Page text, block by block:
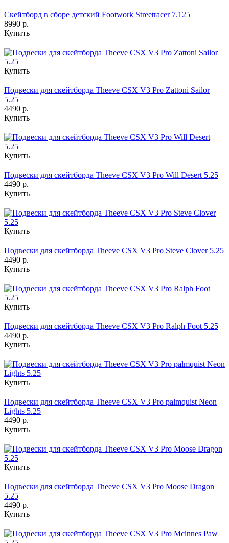
Скейтборд в сборе детский Footwork Streetracer 7.125
8990 р.
Купить
Купить
Подвески для скейтборда Theeve CSX V3 Pro Zattoni Sailor
5.25
4490 р.
Купить
Купить
Подвески для скейтборда Theeve CSX V3 Pro Will Desert 5.25
4490 р.
Купить
Купить
Подвески для скейтборда Theeve CSX V3 Pro Steve Clover 5.25
4490 р.
Купить
Купить
Подвески для скейтборда Theeve CSX V3 Pro Ralph Foot 5.25
4490 р.
Купить
Купить
Подвески для скейтборда Theeve CSX V3 Pro palmquist Neon
Lights 5.25
4490 р.
Купить
Купить
Подвески для скейтборда Theeve CSX V3 Pro Moose Dragon
5.25
4490 р.
Купить